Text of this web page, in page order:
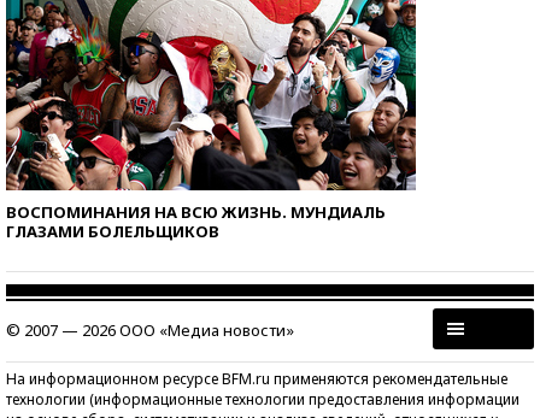
ВОСПОМИНАНИЯ НА ВСЮ ЖИЗНЬ. МУНДИАЛЬ
ГЛАЗАМИ БОЛЕЛЬЩИКОВ
© 2007 — 2026 ООО «Медиа новости»
На информационном ресурсе BFM.ru применяются рекомендательные
технологии (информационные технологии предоставления информации